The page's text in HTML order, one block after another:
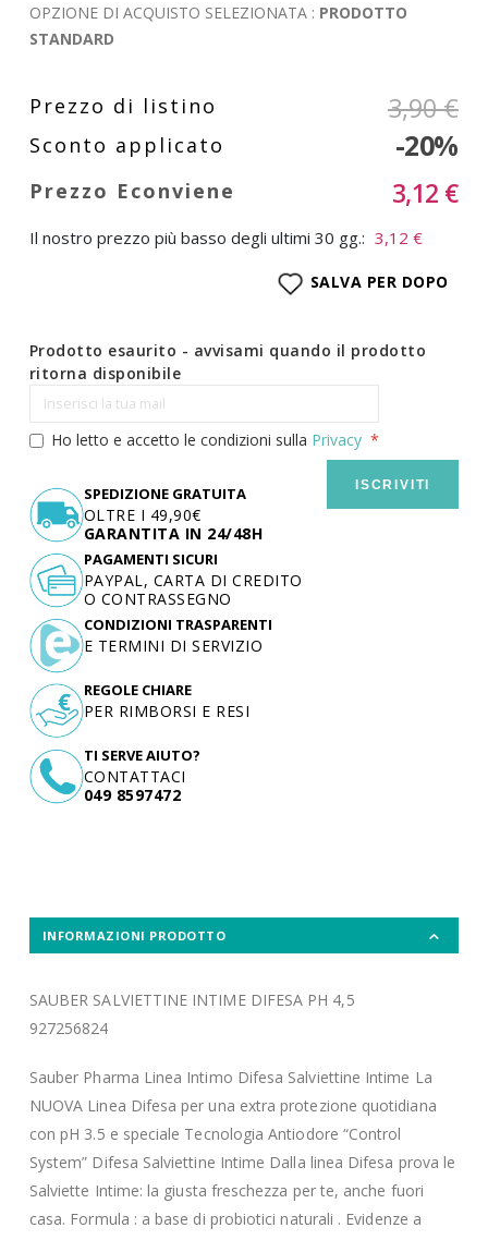
OPZIONE DI ACQUISTO SELEZIONATA : PRODOTTO
STANDARD
3,90 €
-20%
3,12 €
Il nostro prezzo più basso degli ultimi 30 gg.: 3,12 €
SALVA PER DOPO
Prodotto esaurito - avvisami quando il prodotto
ritorna disponibile
Ho letto e accetto le condizioni sulla Privacy
ISCRIVITI
SPEDIZIONE GRATUITA
OLTRE I 49,90€
GARANTITA IN 24/48H
TI SERVE AIUTO?
CONTATTACI
049 8597472
PAGAMENTI SICURI
PAYPAL, CARTA DI CREDITO
O CONTRASSEGNO
CONDIZIONI TRASPARENTI
E TERMINI DI SERVIZIO
REGOLE CHIARE
PER RIMBORSI E RESI
INFORMAZIONI PRODOTTO
SAUBER SALVIETTINE INTIME DIFESA PH 4,5
927256824
Sauber Pharma Linea Intimo Difesa Salviettine Intime La
NUOVA Linea Difesa per una extra protezione quotidiana
con pH 3.5 e speciale Tecnologia Antiodore “Control
System” Difesa Salviettine Intime Dalla linea Difesa prova le
Salviette Intime: la giusta freschezza per te, anche fuori
casa. Formula : a base di probiotici naturali . Evidenze a